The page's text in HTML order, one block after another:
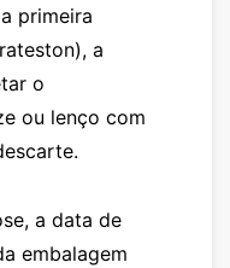
primeira
), a
o
ou lenço com
a data de
embalagem